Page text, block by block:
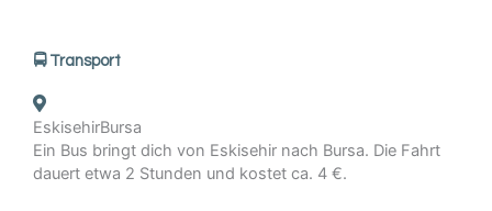
🚍 Transport
EskisehirBursa
Ein Bus bringt dich von Eskisehir nach Bursa. Die Fahrt
dauert etwa 2 Stunden und kostet ca. 4 €.